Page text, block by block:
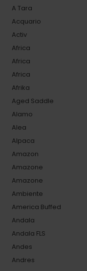
A Tara
Acquario
Activ
Africa
Africa
Africa
Afrika
Aged Saddle
Alamo
Alea
Alpaca
Amazon
Amazone
Amazone
Ambiente
America Buffed
Andala
Andala FLS
Andes
Andres